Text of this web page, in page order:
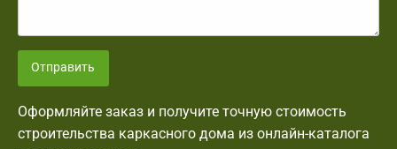
Отправить
Оформляйте заказ и получите точную стоимость
строительства каркасного дома из онлайн-каталога